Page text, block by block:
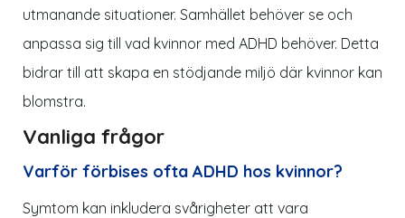
utmanande situationer. Samhället behöver se och
anpassa sig till vad kvinnor med ADHD behöver. Detta
bidrar till att skapa en stödjande miljö där kvinnor kan
blomstra.
Vanliga frågor
Varför förbises ofta ADHD hos kvinnor?
Symtom kan inkludera svårigheter att vara